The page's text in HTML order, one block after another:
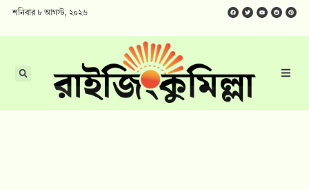
শনিবার ৮ আগস্ট, ২০২৬